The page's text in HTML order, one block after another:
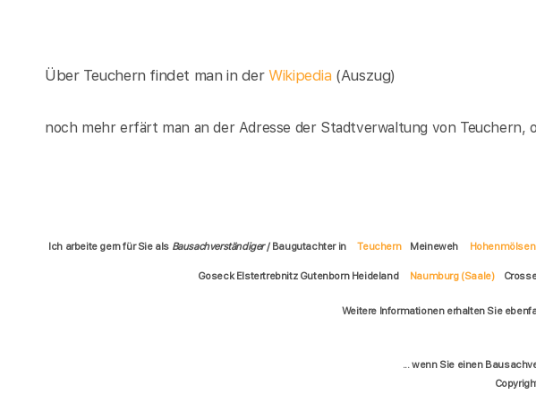
Über Teuchern findet man in derWikipedia (Auszug)
noch mehr erfärt man an der Adresse der Stadtverwaltung von Teuchern,
Ich arbeite gern für Sie als Bausachverständiger/ Baugutachter in Teuchern Meineweh Hohenmölsen
Goseck Elstertrebnitz Gutenborn Heideland Naumburg (Saale)
Weitere Informationen erhalten Sie
... wenn Sie einen